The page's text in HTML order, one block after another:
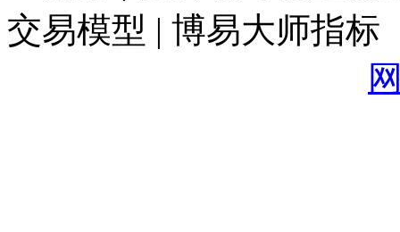
交易模型 | 博易大师指标